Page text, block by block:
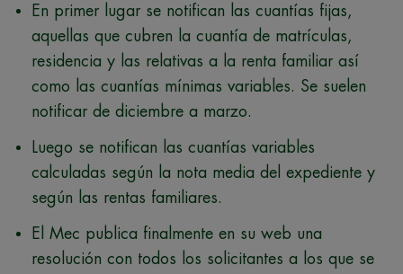
En primer lugar se notifican las cuantías fijas,
aquellas que cubren la cuantía de matrículas,
residencia y las relativas a la renta familiar así
como las cuantías mínimas variables. Se suelen
notificar de diciembre a marzo.
Luego se notifican las cuantías variables
calculadas según la nota media del expediente y
según las rentas familiares.
El Mec publica finalmente en su web una
resolución con todos los solicitantes a los que se